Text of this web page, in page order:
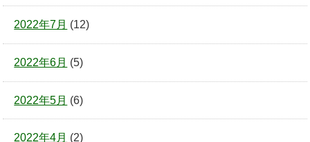
2022年7月 (12)
2022年6月 (5)
2022年5月 (6)
2022年4月 (2)